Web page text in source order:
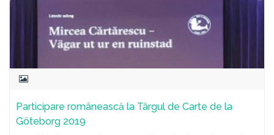
Participare românească la Târgul de Carte de la
Göteborg 2019